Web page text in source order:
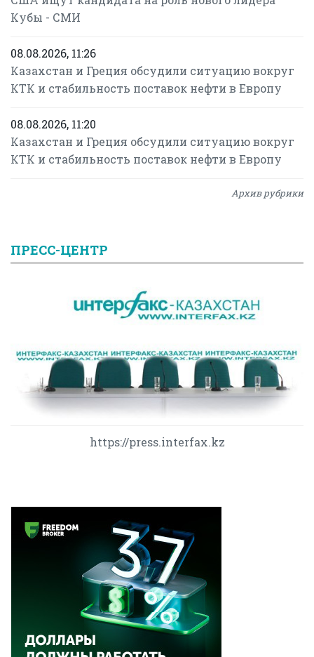
Кубы - СМИ
08.08.2026, 11:26
Казахстан и Греция обсудили ситуацию вокруг
КТК и стабильность поставок нефти в Европу
08.08.2026, 11:20
Казахстан и Греция обсудили ситуацию вокруг
КТК и стабильность поставок нефти в Европу
Архив рубрики
ПРЕСС-ЦЕНТР
https://press.interfax.kz